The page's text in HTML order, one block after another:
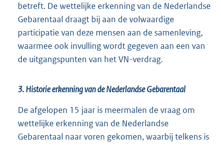
betreft. De wettelijke erkenning van de Nederlandse
Gebarentaal draagt bij aan de volwaardige
participatie van deze mensen aan de samenleving,
waarmee ook invulling wordt gegeven aan een van
de uitgangspunten van het VN-verdrag.
3. Historie erkenning van de Nederlandse Gebarentaal
De afgelopen 15 jaar is meermalen de vraag om
wettelijke erkenning van de Nederlandse
Gebarentaal naar voren gekomen, waarbij telkens is